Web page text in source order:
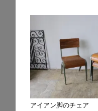
アイアン脚のチェア